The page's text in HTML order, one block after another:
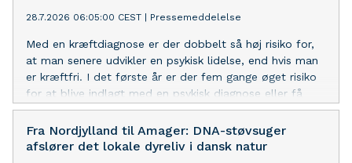
28.7.2026 06:05:00 CEST Pressemeddelelse
Med en kræftdiagnose er der dobbelt så høj risiko for,
at man senere udvikler en psykisk lidelse, end hvis man
er kræftfri. I det første år er der fem gange øget risiko
for at blive indlagt med en psykisk diagnose eller få
udskrevet medicin til behandling af sådanne sygdomme.
Fra Nordjylland til Amager: DNA-støvsuger
afslører det lokale dyreliv i dansk natur